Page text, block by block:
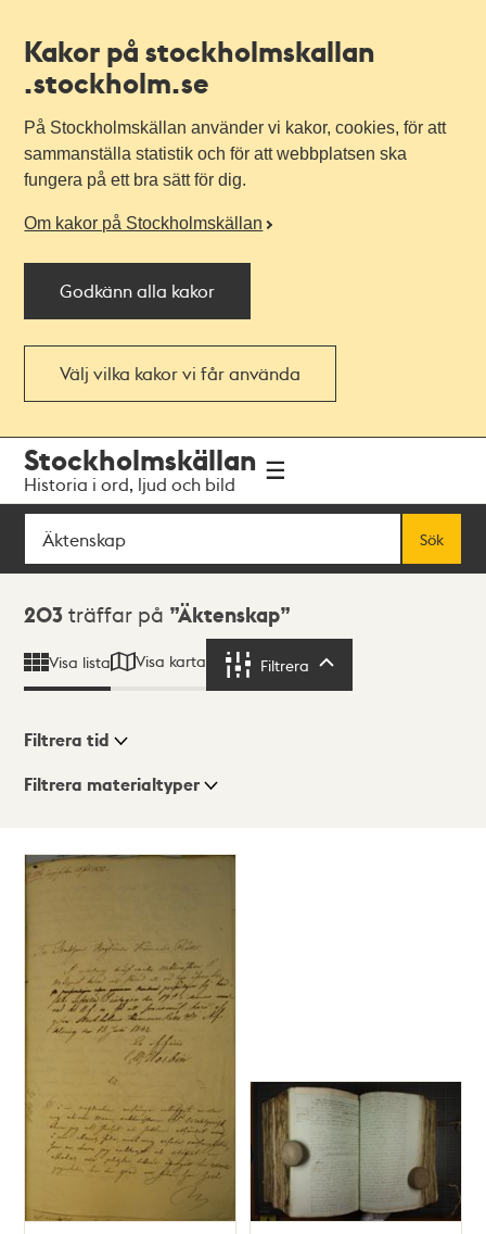
Kakor på stockholmskallan
.stockholm.se
På Stockholmskällan använder vi kakor, cookies, för att
sammanställa statistik och för att webbplatsen ska
fungera på ett bra sätt för dig.
Om kakor på Stockholmskällan
Godkänn alla kakor
Välj vilka kakor vi får använda
navigationen
huvudinnehållet
Stockholmskällan
Historia i ord, ljud och bild
Sök
Sök
Sökresultat
203 träffar på Äktenskap
Visa lista Visa karta Filtrera
Visningsläge
ListaKarta
Filtrera tid
Filtrera materialtyper
203träffar